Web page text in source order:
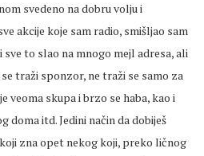
svedeno na dobru volju i
akcije koje sam radio, smišljao sam
to slao na mnogo mejl adresa, ali
traži sponzor, ne traži se samo za
veoma skupa i brzo se haba, kao i
doma itd. Jedini način da dobiješ
zna opet nekog koji, preko ličnog